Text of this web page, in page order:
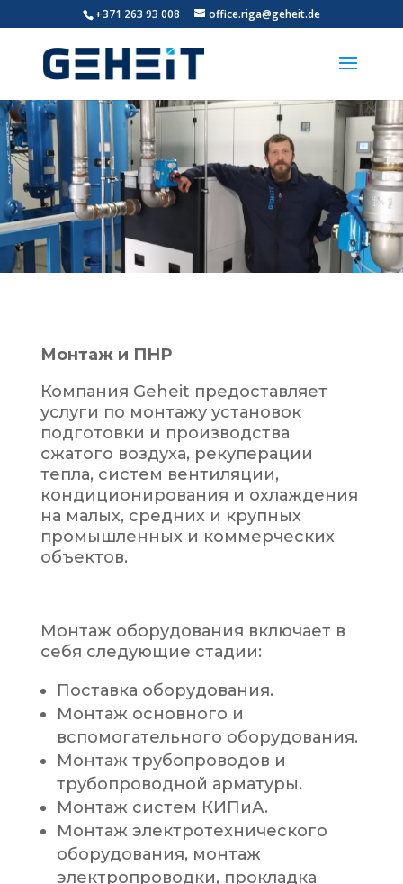
+371 263 93 008 office.riga@geheit.de
Монтаж и ПНР
Компания Geheit предоставляет
услуги по монтажу установок
подготовки и производства
сжатого воздуха, рекуперации
тепла, систем вентиляции,
кондиционирования и охлаждения
на малых, средних и крупных
промышленных и коммерческих
объектов.
Монтаж оборудования включает в
себя следующие стадии:
Поставка оборудования.
Монтаж основного и
вспомогательного оборудования.
Монтаж трубопроводов и
трубопроводной арматуры.
Монтаж систем КИПиА.
Монтаж электротехнического
оборудования, монтаж
электропроводки, прокладка